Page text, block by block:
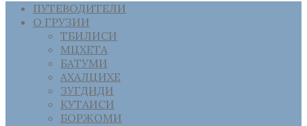
ПУТЕВОДИТЕЛИ
О ГРУЗИИ
ТБИЛИСИ
МЦХЕТА
БАТУМИ
АХАЛЦИХЕ
ЗУГДИДИ
КУТАИСИ
БОРЖОМИ